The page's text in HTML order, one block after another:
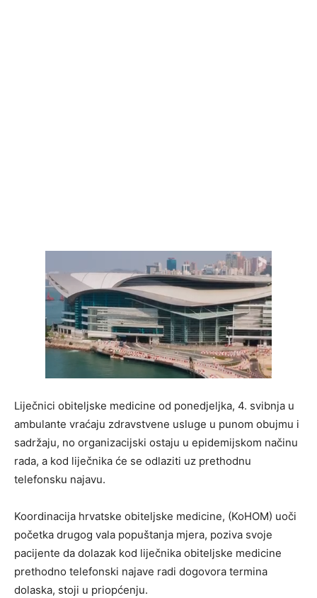
Liječnici obiteljske medicine od ponedjeljka, 4. svibnja u
ambulante vraćaju zdravstvene usluge u punom obujmu i
sadržaju, no organizacijski ostaju u epidemijskom načinu
rada, a kod liječnika će se odlaziti uz prethodnu
telefonsku najavu.
Koordinacija hrvatske obiteljske medicine, (KoHOM) uoči
početka drugog vala popuštanja mjera, poziva svoje
pacijente da dolazak kod liječnika obiteljske medicine
prethodno telefonski najave radi dogovora termina
dolaska, stoji u priopćenju.